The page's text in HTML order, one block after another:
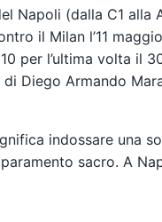
Napoli (dalla C1 alla
il Milan l’11
per l’ultima volta il
Diego Armando
indossare una
sacro. A